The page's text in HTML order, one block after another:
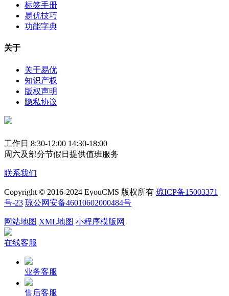
标签手册
易优技巧
功能字典
关于
关于易优
知识产权
版权声明
隐私协议
工作日 8:30-12:00 14:30-18:00
周六及部分节假日提供值班服务
联系我们
Copyright © 2016-2024 EyouCMS 版权所有 琼ICP备15003371
号-23 琼公网安备46010602000484号
网站地图 XML地图 小程序模版网
在线客服
业务客服
售后客服